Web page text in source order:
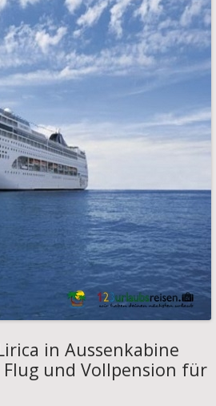
in Aussenkabine
und Vollpension für